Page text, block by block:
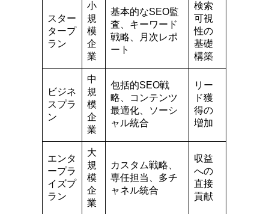
スター
タープ
ラン
小
規
模
企
業
基本的なSEO監
査、キーワード
戦略、月次レポ
ート
検索
可視
性の
基礎
構築
ビジネ
スプラ
ン
中
規
模
企
業
包括的SEO戦
略、コンテンツ
最適化、ソーシ
ャル統合
リー
ド獲
得の
増加
エンタ
ープラ
イズプ
ラン
大
規
模
企
業
カスタム戦略、
専任担当、多チ
ャネル統合
収益
への
直接
貢献